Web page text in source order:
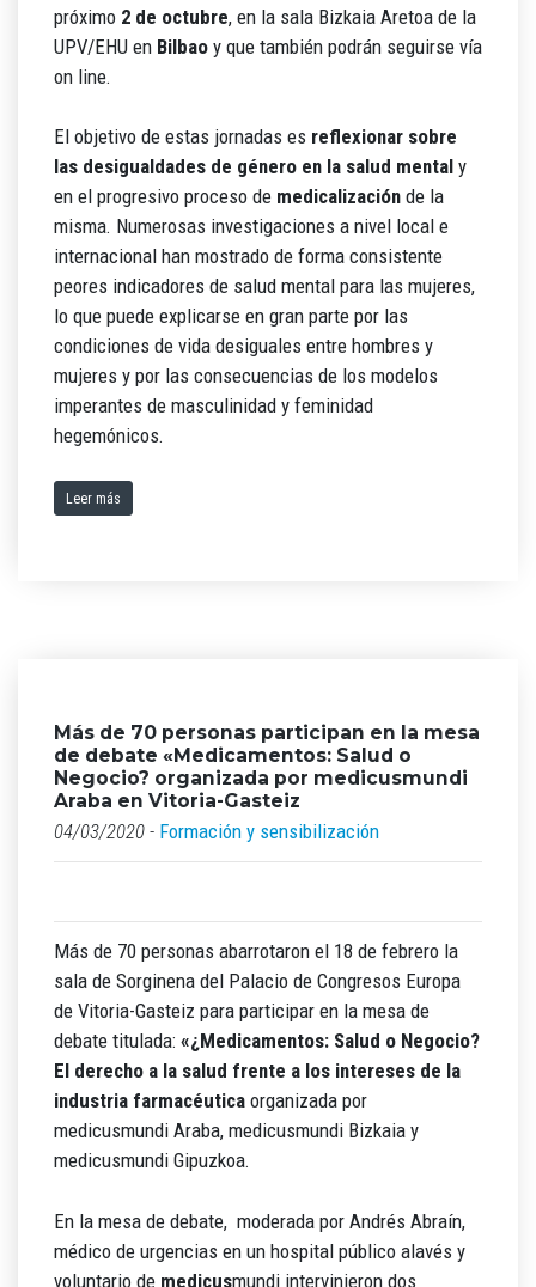
próximo 2 de octubre, en la sala Bizkaia Aretoa de la
UPV/EHU en Bilbao y que también podrán seguirse vía
on line.
El objetivo de estas jornadas es reflexionar sobre
las desigualdades de género en la salud mental y
en el progresivo proceso de medicalización de la
misma. Numerosas investigaciones a nivel local e
internacional han mostrado de forma consistente
peores indicadores de salud mental para las mujeres,
lo que puede explicarse en gran parte por las
condiciones de vida desiguales entre hombres y
mujeres y por las consecuencias de los modelos
imperantes de masculinidad y feminidad
hegemónicos.
Leer más
Más de 70 personas participan en la mesa
de debate «Medicamentos: Salud o
Negocio? organizada por medicusmundi
Araba en Vitoria-Gasteiz
04/03/2020 - Formación y sensibilización
Más de 70 personas abarrotaron el 18 de febrero la
sala de Sorginena del Palacio de Congresos Europa
de Vitoria-Gasteiz para participar en la mesa de
debate titulada: «¿Medicamentos: Salud o Negocio?
El derecho a la salud frente a los intereses de la
industria farmacéutica organizada por
medicusmundi Araba, medicusmundi Bizkaia y
medicusmundi Gipuzkoa.
En la mesa de debate, moderada por Andrés Abraín,
médico de urgencias en un hospital público alavés y
voluntario de medicusmundi intervinieron dos